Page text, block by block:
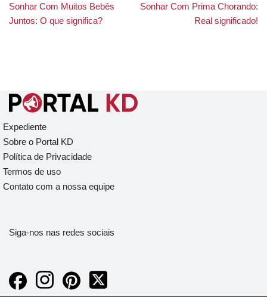
Sonhar Com Muitos Bebês
Juntos: O que significa?
Sonhar Com Prima Chorando:
Real significado!
Expediente
Sobre o Portal KD
Política de Privacidade
Termos de uso
Contato com a nossa equipe
Siga-nos nas redes sociais